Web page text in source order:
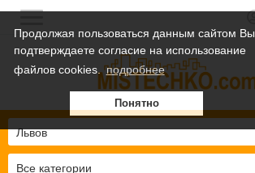
Продолжая пользоваться данным сайтом Вы
подтверждаете согласие на использование
файлов cookies. подробнее
Понятно
Русский
Українська
Русский
Все категории
Львов